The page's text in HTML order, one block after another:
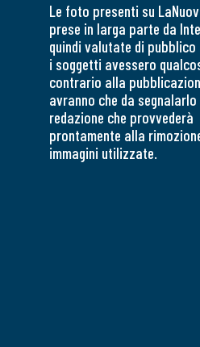
Le foto presenti su
prese in larga parte da
quindi valutate di pubblico
i soggetti avessero
contrario alla
avranno che da
redazione che provvederà
prontamente alla
immagini utilizzate.